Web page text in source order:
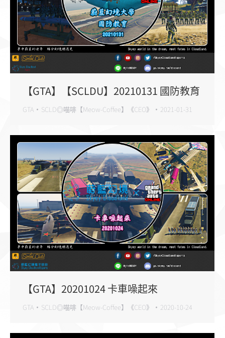
【GTA】【SCLDU】20210131 國防教育
GTA SCLD◎喵啡【Meow-Coffee】《CEO》 2021-01-31
【GTA】20201024 卡車噪起來
GTA SCLD◎喵啡【Meow-Coffee】《CEO》 2020-10-24